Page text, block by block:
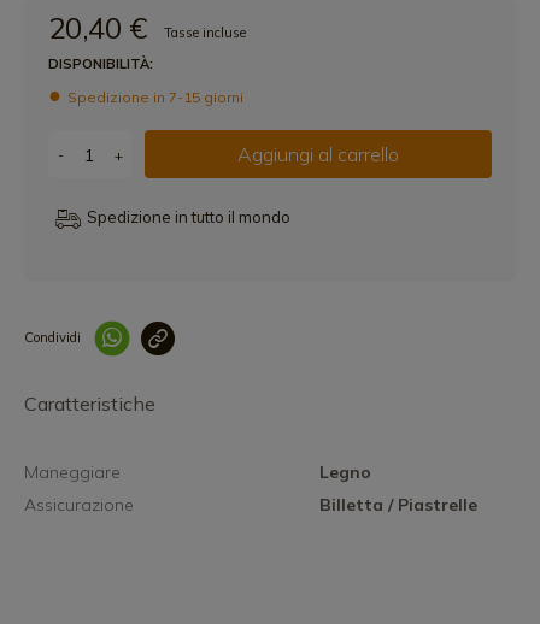
20,40 €
Tasse incluse
DISPONIBILITÀ:
Spedizione in 7-15 giorni
- + Aggiungi al carrello
Spedizione in tutto il mondo
Condividi
Caratteristiche
Maneggiare
Legno
Assicurazione
Billetta / Piastrelle